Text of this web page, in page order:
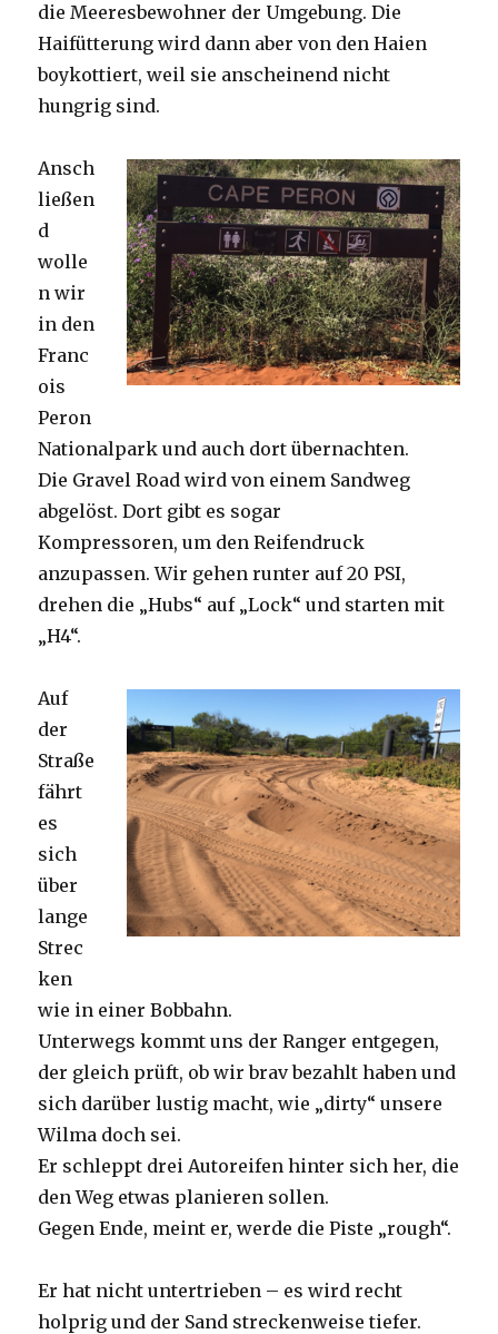
die Meeresbewohner der Umgebung. Die
Haifütterung wird dann aber von den Haien
boykottiert, weil sie anscheinend nicht
hungrig sind.
Ansch
ließen
d
wolle
n wir
in den
Franc
ois
Peron
Nationalpark und auch dort übernachten.
Die Gravel Road wird von einem Sandweg
abgelöst. Dort gibt es sogar
Kompressoren, um den Reifendruck
anzupassen. Wir gehen runter auf 20 PSI,
drehen die „Hubs“ auf „Lock“ und starten mit
„H4“.
Auf
der
Straße
fährt
es
sich
über
lange
Strec
ken
wie in einer Bobbahn.
Unterwegs kommt uns der Ranger entgegen,
der gleich prüft, ob wir brav bezahlt haben und
sich darüber lustig macht, wie „dirty“ unsere
Wilma doch sei.
Er schleppt drei Autoreifen hinter sich her, die
den Weg etwas planieren sollen.
Gegen Ende, meint er, werde die Piste „rough“.
Er hat nicht untertrieben – es wird recht
holprig und der Sand streckenweise tiefer.